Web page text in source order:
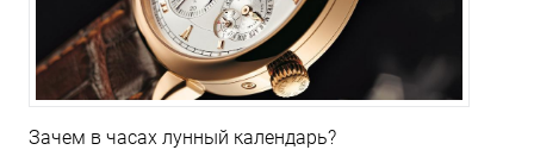
Зачем в часах лунный календарь?